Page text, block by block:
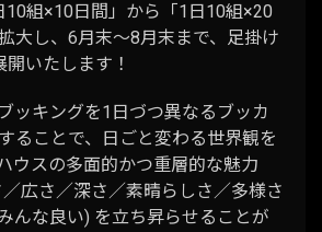
10組×10日間」から「1日10組×20
大し、6月末〜8月末まで、足掛け
いたします！
ッキングを1日づつ異なるブッカ
ることで、日ごと変わる世界観を
ウスの多面的かつ重層的な魅力
広さ／深さ／素晴らしさ／多様さ
んな良い) を立ち昇らせることが